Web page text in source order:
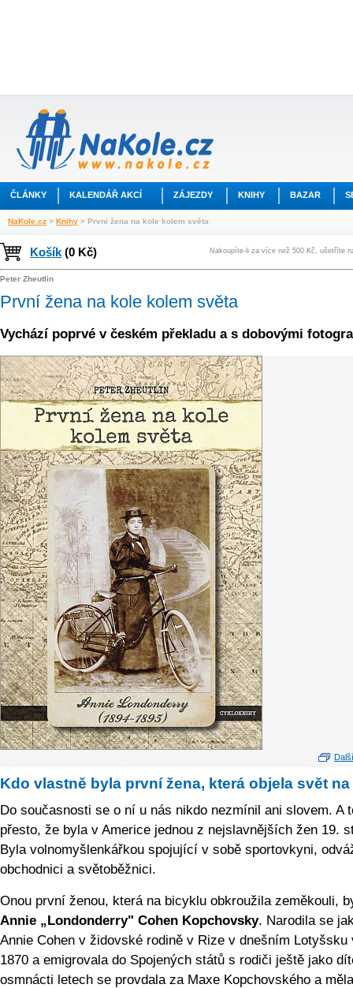
ČLÁNKY KALENDÁŘ AKCÍ ZÁJEZDY KNIHY BAZAR
NaKole.cz > Knihy > První žena na kole kolem světa
Košík (0 Kč) Nakoupíte-li za více než 500 Kč, ušetříte
Peter Zheutlin
První žena na kole kolem světa
Vychází poprvé v českém překladu a s dobovými
Kdo vlastně byla první žena, která objela svět
Do současnosti se o ní u nás nikdo nezmínil ani slovem. A
přesto, že byla v Americe jednou z nejslavnějších žen 19.
Byla volnomyšlenkářkou spojující v sobě sportovkyni,
obchodnici a světoběžnici.
Onou první ženou, která na bicyklu obkroužila zeměkouli,
Annie „Londonderry" Cohen Kopchovsky. Narodila se
Annie Cohen v židovské rodině v Rize v dnešním Lotyšsku
1870 a emigrovala do Spojených států s rodiči ještě jako
osmnácti letech se provdala za Maxe Kopchovského a